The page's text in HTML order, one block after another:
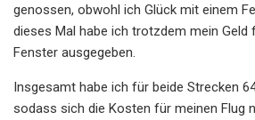
genossen, obwohl ich Glück mit einem
dieses Mal habe ich trotzdem mein Geld
Fenster ausgegeben.
Insgesamt habe ich für beide Strecken
sodass sich die Kosten für meinen Flug